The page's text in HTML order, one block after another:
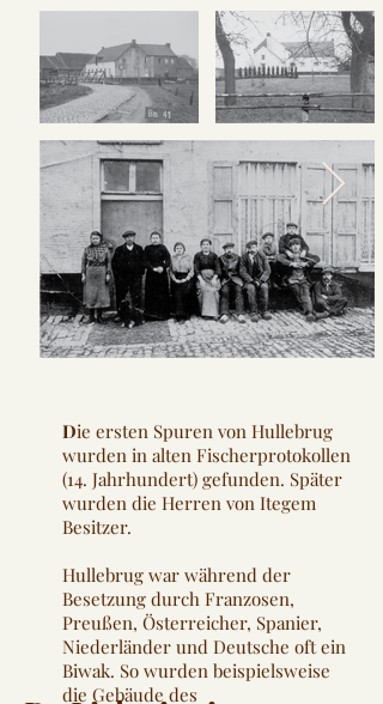
Die ersten Spuren von Hullebrug
wurden in alten Fischerprotokollen
(14. Jahrhundert) gefunden. Später
wurden die Herren von Itegem
Besitzer.
Hullebrug war während der
Besetzung durch Franzosen,
Preußen, Österreicher, Spanier,
Niederländer und Deutsche oft ein
Biwak. So wurden beispielsweise
die Gebäude des